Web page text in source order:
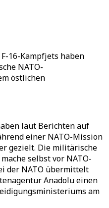
16-Kampfjets haben
NATO-
östlichen
laut Berichten auf
einer NATO-Mission
gezielt. Die militärische
selbst vor NATO-
der NATO übermittelt
Anadolu einen
am